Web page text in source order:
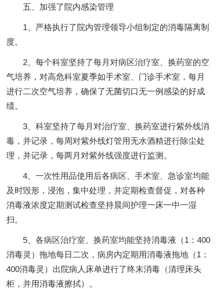
五、加强了院内感染管理
1、严格执行了院内管理领导小组制定的消毒隔离制
度。
2、每个科室坚持了每月对病区治疗室、换药室的空
气培养，对高危科室夏季如手术室、门诊手术室，每月
进行二次空气培养，确保了无菌切口无一例感染的好成
绩。
3、科室坚持了每月对治疗室、换药室进行紫外线消
毒，并记录，每周对紫外线灯管用无水酒精进行除尘处
理，并记录，每两月对紫外线强度进行监测。
4、一次性用品使用后各病区、手术室、急诊室均能
及时毁形，浸泡，集中处理，并定期检查督促，对各种
消毒液浓度定期测试检查坚持晨间护理一床一中一湿
扫。
5、各病区治疗室、换药室均能坚持消毒液（1：400
消毒灵）拖地每日二次，病房内定期用消毒液拖地（1：
400消毒灵）出院病人床单进行了终末消毒（清理床头
柜，并用消毒液擦拭）。